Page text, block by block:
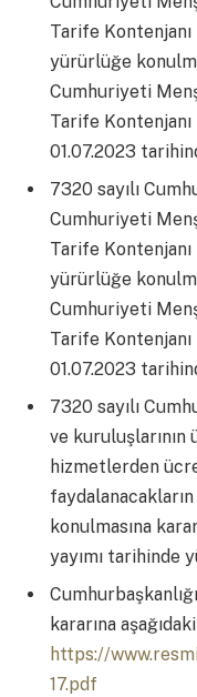
Tarife Kontenjanı
yürürlüğe
Cumhuriyeti
Tarife Kontenjanı
01.07.2023
7320 sayılı
Cumhuriyeti
Tarife Kontenjanı
yürürlüğe
Cumhuriyeti
Tarife Kontenjanı
01.07.2023
7320 sayılı
ve kuruluşlarının
hizmetlerden
konulmasına
yayımı tarihinde
kararına
https://
17.pdf